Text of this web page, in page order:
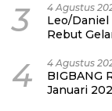
3 4 Agustus
Leo/Daniel
Rebut
4 4 Agustus
BIGBANG
Januari